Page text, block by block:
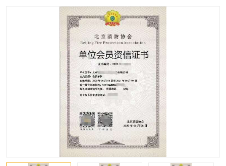
认证服务
防爆电气维修安装资质 空调制冷维修安装资质
矿用设备检修资质